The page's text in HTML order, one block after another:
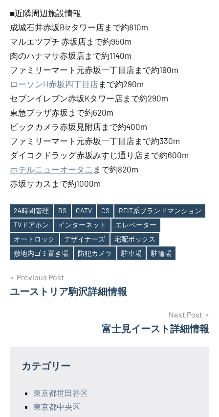
■近隣周辺施設情報
成城石井赤坂Bizタワー店まで約810m
マルエツプチ 赤坂店まで約950m
肉のハナマサ赤坂店まで約1140m
ファミリーマート元赤坂一丁目店まで約190m
ローソンH赤坂四丁目店まで約290m
セブンイレブン赤坂Kタワー店まで約290m
東急プラザ赤坂まで約620m
ビックカメラ赤坂見附店まで約400m
ファミリーマート元赤坂一丁目店まで約330m
ダイコクドラッグ赤坂みすじ通り店まで約600m
ホテルニューオータニ まで約820m
赤坂サカスまで約1000m
Tags
24時間管理 BS CATV CS
REIT系ブランドマンション
TVドアホン
インターネット
エレベーター
オートロック
デザイナーズ
宅配ボックス
敷地内ゴミ置き場
防犯カメラ 駐車場 駐輪場
投
稿
ー
Previous Post
ユーストリア駒沢詳細情報
Next Post
富士見イースト詳細情報
カテゴリー
東京都世田谷区
東京都中央区